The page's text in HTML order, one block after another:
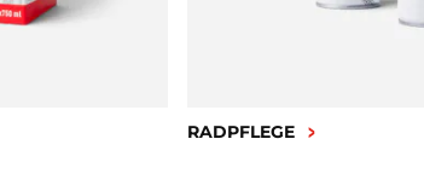
RADPFLEGE